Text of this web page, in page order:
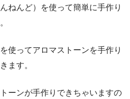
ねんど）を使って簡単に手作り
使ってアロマストーンを手作り
ます。
ーンが手作りできちゃいますの